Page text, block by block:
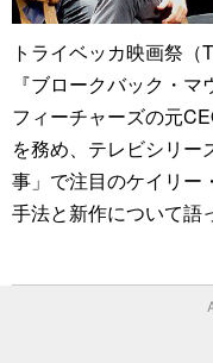
トライベッカ映画祭
『ブロークバック・
フィーチャーズの元
を務め、テレビシリ
事」で注目のケイリー
手法と新作について語